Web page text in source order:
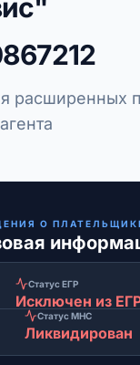
расширенных
О
Статус ЕГР
Исключен из
Статус МНС
Ликвидирован